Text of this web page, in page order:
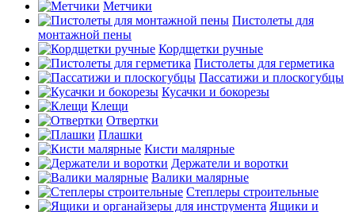
Метчики
Пистолеты для
монтажной пены
Кордщетки ручные
Пистолеты для герметика
Пассатижи и плоскогубцы
Кусачки и бокорезы
Клещи
Отвертки
Плашки
Кисти малярные
Держатели и воротки
Валики малярные
Степлеры строительные
Ящики и